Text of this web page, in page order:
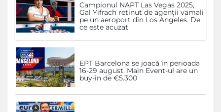
Campionul NAPT Las Vegas 2025,
Gal Yifrach reținut de agenții vamali
pe un aeroport din Los Angeles. De
ce este acuzat
EPT Barcelona se joacă în perioada
16-29 august. Main Event-ul are un
buy-in de €5.300